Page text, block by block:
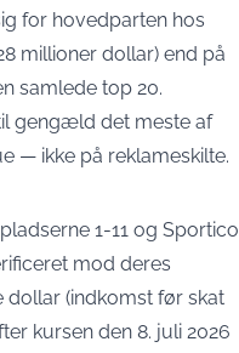
for hovedparten hos
millioner dollar) end på
samlede top 20.
gengæld det meste af
— ikke på reklameskilte.
1-11 og Sportico
mod deres
dollar (indkomst før skat
kursen den 8. juli 2026